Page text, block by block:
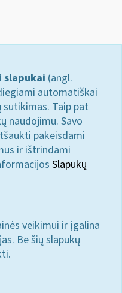
slapukai (angl.
automatiškai
sutikimas. Taip pat
naudojimu. Savo
pakeisdami
ir ištrindami
Slapukų
veikimui ir įgalina
Be šių slapukų